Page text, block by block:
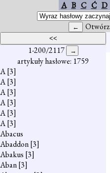
A B C Ć D
Otwórz
1-200/2117
artykuły hasłowe: 1759
A[3]
A[3]
A[3]
A[3]
A[3]
A[3]
Abacus
Abaddon[3]
Abakus [3]
Aban[3]